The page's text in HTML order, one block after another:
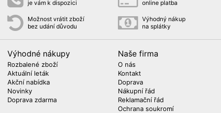
je vám k dispozici
online platba
Možnost vrátit zboží
bez udání důvodu
Výhodný nákup
na splátky
Výhodné nákupy
Rozbalené zboží
Aktuální leták
Akční nabídka
Novinky
Doprava zdarma
Naše firma
O nás
Kontakt
Doprava
Nákupní řád
Reklamační řád
Ochrana soukromí